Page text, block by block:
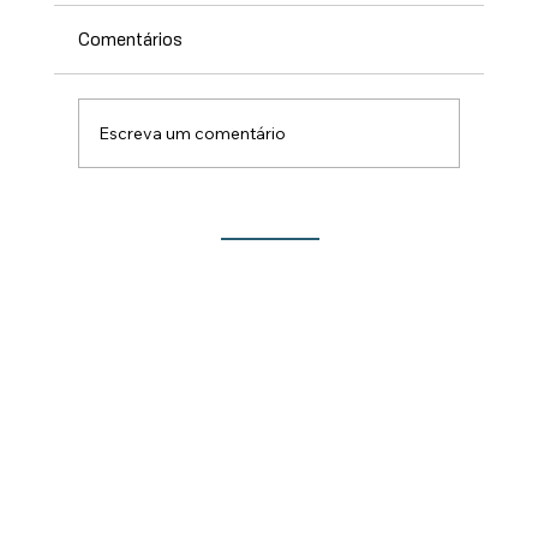
Festa do Rocio traz novidades para este
Comentários
Escreva um comentário